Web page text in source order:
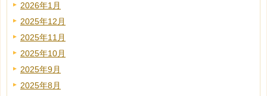
2026年1月
2025年12月
2025年11月
2025年10月
2025年9月
2025年8月